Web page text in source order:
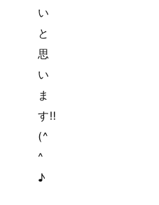
い
と
思
い
ま
す!!
(^
^
♪